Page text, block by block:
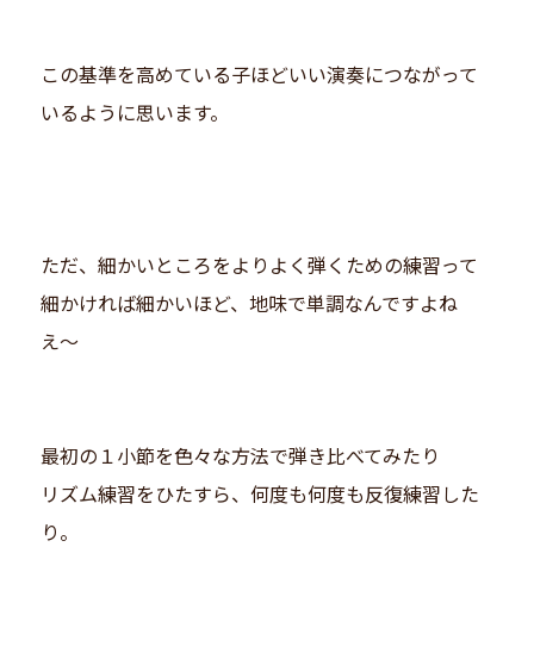
この基準を高めている子ほどいい演奏につながって
いるように思います。
ただ、細かいところをよりよく弾くための練習って
細かければ細かいほど、地味で単調なんですよね
え〜
最初の１小節を色々な方法で弾き比べてみたり
リズム練習をひたすら、何度も何度も反復練習した
り。